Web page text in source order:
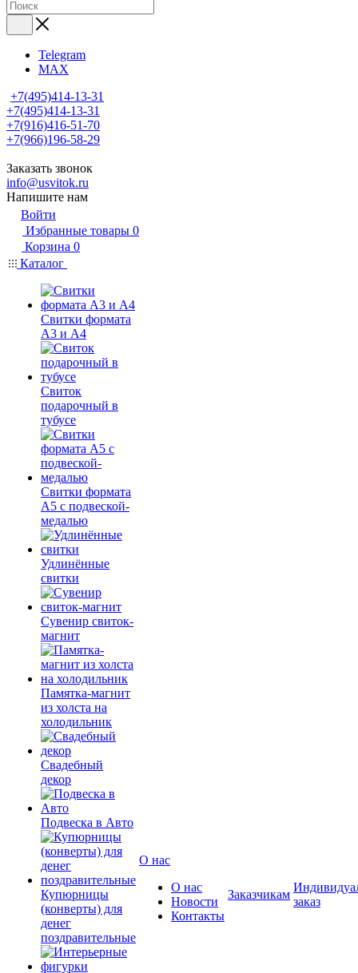
Telegram
MAX
+7(495)414-13-31
+7(495)414-13-31
+7(916)416-51-70
+7(966)196-58-29
Заказать звонок
info@usvitok.ru
Напишите нам
Войти
Избранные товары 0
Корзина 0
Каталог
Свитки формата
А3 и А4
Свиток
подарочный в
тубусе
Свитки формата
А5 с подвеской-
медалью
Удлинённые
свитки
Сувенир свиток-
магнит
Памятка-магнит
из холста на
холодильник
Свадебный
декор
Подвеска в Авто
Купюрницы
(конверты) для
денег
поздравительные
О нас
О нас
Новости
Контакты
Заказчикам
заказ